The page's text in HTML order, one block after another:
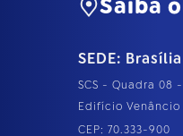
Saiba
SEDE:
SCS - Quadra 08
Edifício Venâncio
CEP: 70.333-900